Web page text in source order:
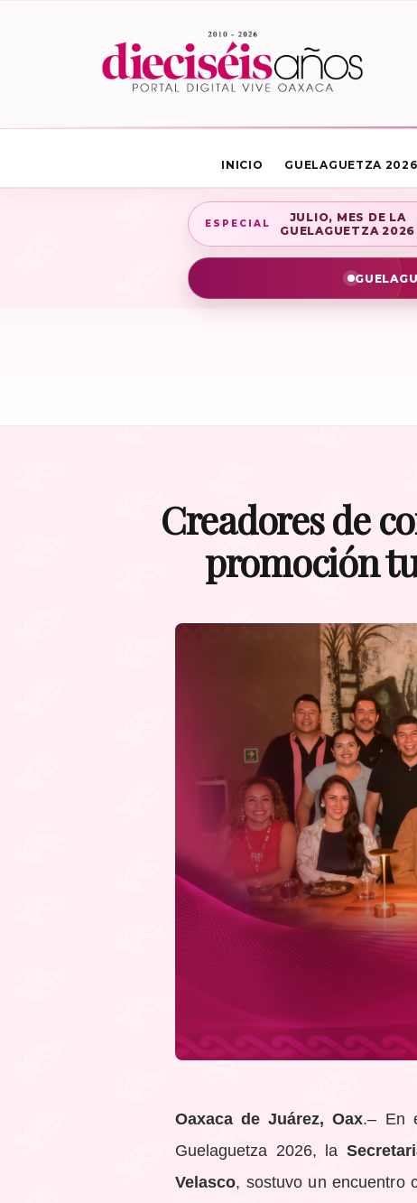
INICIO GUELAGUETZA 2026
ESPECIAL
JULIO, MES DE LA
GUELAGUETZA 2026
Creadores de
promoción
Oaxaca de Juárez, Oax.– En
Guelaguetza 2026, la
Velasco, sostuvo un encuentro